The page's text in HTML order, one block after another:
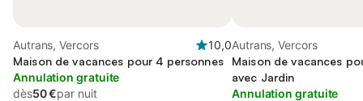
Autrans, Vercors
10,0
Maison de vacances pour 4 personnes
Annulation gratuite
dès50 €par nuit
Autrans, Vercors
Maison de vacances
avec Jardin
Annulation gratuite